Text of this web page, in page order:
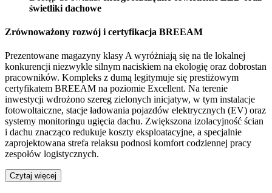
świetliki dachowe
Zrównoważony rozwój i certyfikacja BREEAM
Prezentowane magazyny klasy A wyróżniają się na tle lokalnej
konkurencji niezwykle silnym naciskiem na ekologię oraz dobrostan
pracowników. Kompleks z dumą legitymuje się prestiżowym
certyfikatem BREEAM na poziomie Excellent. Na terenie
inwestycji wdrożono szereg zielonych inicjatyw, w tym instalacje
fotowoltaiczne, stacje ładowania pojazdów elektrycznych (EV) oraz
systemy monitoringu ugięcia dachu. Zwiększona izolacyjność ścian
i dachu znacząco redukuje koszty eksploatacyjne, a specjalnie
zaprojektowana strefa relaksu podnosi komfort codziennej pracy
zespołów logistycznych.
Czytaj więcej